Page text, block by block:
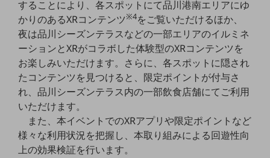
モビリティ
製造・建設業
小売業
キーワードで探す
モバイルTOP
法人向けスマホ・携帯に関する、
おすすめの機種、料金やサービスをご紹介
製品
することにより、各スポットにて品川港南エリアにゆ
かりのあるXRコンテンツ※4をご覧いただけるほか、
夜は品川シーズンテラスなどの一部エリアのイルミネ
ーションとXRがコラボした体験型のXRコンテンツを
お楽しみいただけます。さらに、各スポットに隠され
たコンテンツを見つけると、限定ポイントが付与さ
れ、品川シーズンテラス内の一部飲食店舗にてご利用
いただけます。
また、本イベントでのXRアプリや限定ポイントなど
様々な利用状況を把握し、本取り組みによる回遊性向
上の効果検証を行います。